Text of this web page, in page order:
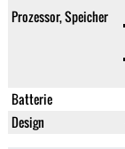
Prozessor, Speicher
Batterie
Design